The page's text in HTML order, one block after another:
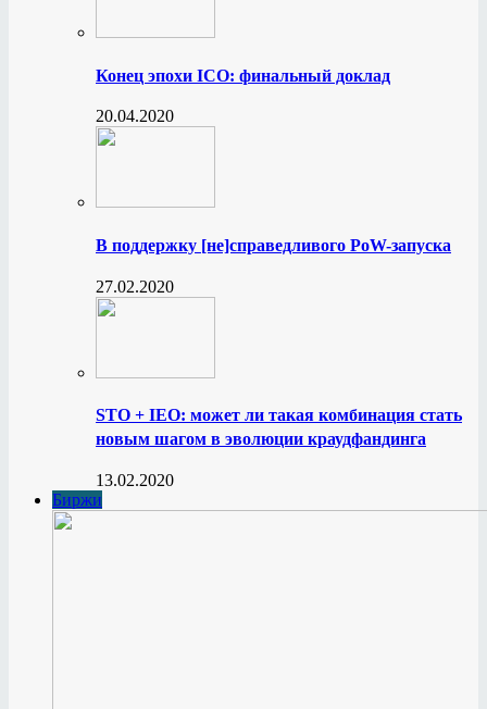
Конец эпохи ICO: финальный доклад
20.04.2020
В поддержку [не]справедливого PoW-запуска
27.02.2020
STO + IEO: может ли такая комбинация стать
новым шагом в эволюции краудфандинга
13.02.2020
Биржи